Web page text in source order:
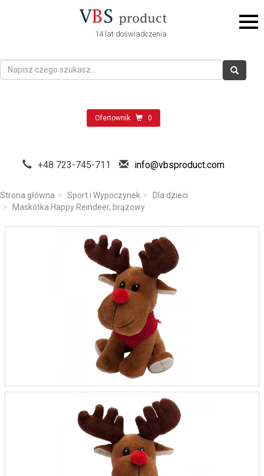
14 lat doświadczenia
Ofertownik 0
+48 723-745-711 info@vbsproduct.com
Strona główna Sport i Wypoczynek
Dla dzieci
Maskotka Happy Reindeer, brązowy